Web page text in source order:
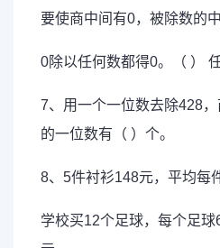
要使商中间有0，被除数的
0除以任何数都得0。（ ）
7、用一个一位数去除428
的一位数有（ ）个。
8、5件衬衫148元，平均每
学校买12个足球，每个足球